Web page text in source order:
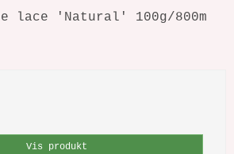
lace 'Natural' 100g/800m
Vis produkt